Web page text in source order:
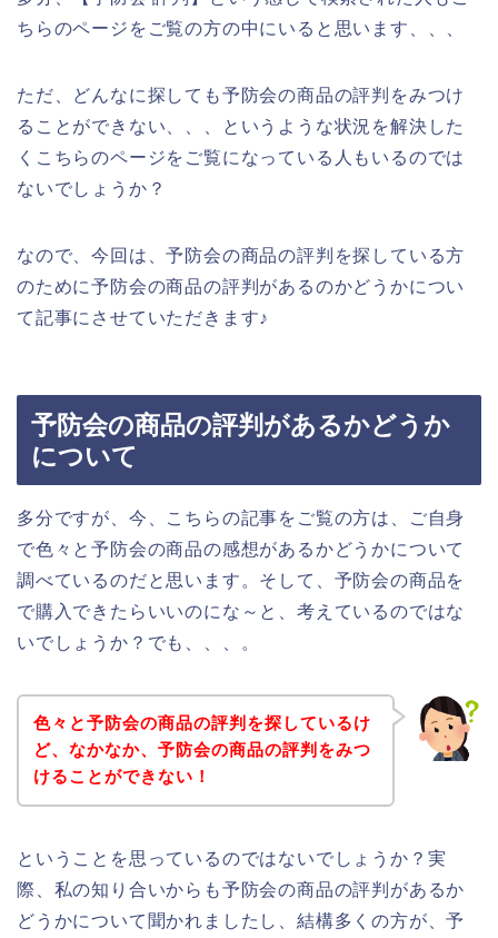
ちらのページをご覧の方の中にいると思います、、、
ただ、どんなに探しても予防会の商品の評判をみつけ
ることができない、、、というような状況を解決した
くこちらのページをご覧になっている人もいるのでは
ないでしょうか？
なので、今回は、予防会の商品の評判を探している方
のために予防会の商品の評判があるのかどうかについ
て記事にさせていただきます♪
予防会の商品の評判があるかどうか
について
多分ですが、今、こちらの記事をご覧の方は、ご自身
で色々と予防会の商品の感想があるかどうかについて
調べているのだと思います。そして、予防会の商品を
で購入できたらいいのにな～と、考えているのではな
いでしょうか？でも、、、。
色々と予防会の商品の評判を探しているけ
ど、なかなか、予防会の商品の評判をみつ
けることができない！
ということを思っているのではないでしょうか？実
際、私の知り合いからも予防会の商品の評判があるか
どうかについて聞かれましたし、結構多くの方が、予